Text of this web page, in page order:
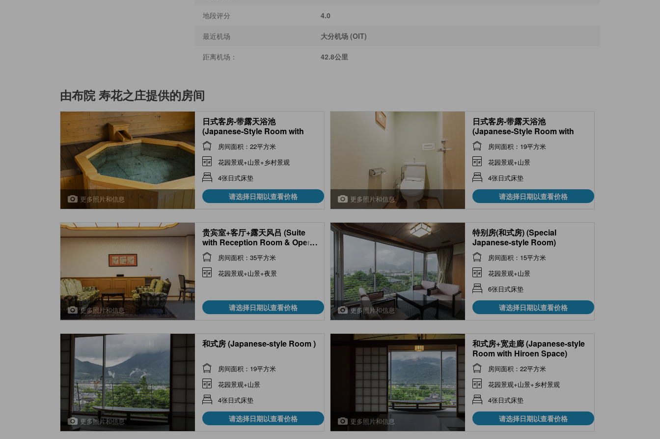
地段评分 4.0
最近机场 大分机场 (OIT)
距离机场： 42.8公里
由布院 寿花之庄提供的房间
更多照片和信息
日式客房-带露天浴池
(Japanese-Style Room with
Open-Air Bath)
房间面积：22平方米
花园景观+山景+乡村景观
4张日式床垫
请选择日期以查看价格 更多照片和信息
日式客房-带露天浴池
(Japanese-Style Room with
Open-Air Bath)
房间面积：19平方米
花园景观+山景
4张日式床垫
请选择日期以查看价格
更多照片和信息
贵宾室+客厅+露天风吕 (Suite
with Reception Room & Open-
air Bath )
...
房间面积：35平方米
花园景观+山景+夜景
请选择日期以查看价格 更多照片和信息
特别房(和式房) (Special
Japanese-style Room)
房间面积：15平方米
花园景观+山景
6张日式床垫
请选择日期以查看价格
更多照片和信息
和式房 (Japanese-style Room )
房间面积：19平方米
花园景观+山景
4张日式床垫
请选择日期以查看价格 更多照片和信息
和式房+宽走廊 (Japanese-style
Room with Hiroen Space)
房间面积：22平方米
花园景观+山景+乡村景观
4张日式床垫
请选择日期以查看价格